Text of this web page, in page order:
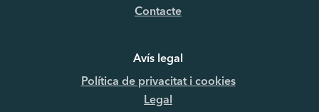
Contacte
Avís legal
Política de privacitat i cookies
Legal